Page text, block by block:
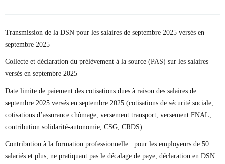
Transmission de la DSN pour les salaires de septembre 2025 versés en
septembre 2025
Collecte et déclaration du prélèvement à la source (PAS) sur les salaires
versés en septembre 2025
Date limite de paiement des cotisations dues à raison des salaires de
septembre 2025 versés en septembre 2025 (cotisations de sécurité sociale,
cotisations d’assurance chômage, versement transport, versement FNAL,
contribution solidarité-autonomie, CSG, CRDS)
Contribution à la formation professionnelle : pour les employeurs de 50
salariés et plus, ne pratiquant pas le décalage de paye, déclaration en DSN